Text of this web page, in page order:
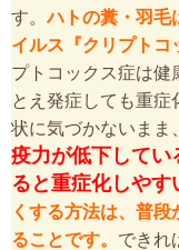
す。ハトの糞・羽毛
イルス『クリプトコ
プトコックス症は健
とえ発症しても重症
状に気づかないまま
疫力が低下してい
ると重症化しやす
くする方法は、普
ることです。 できれ